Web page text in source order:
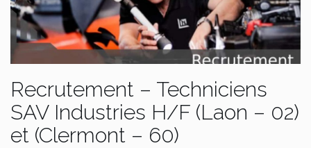
Recrutement – Techniciens
SAV Industries H/F (Laon – 02)
et (Clermont – 60)